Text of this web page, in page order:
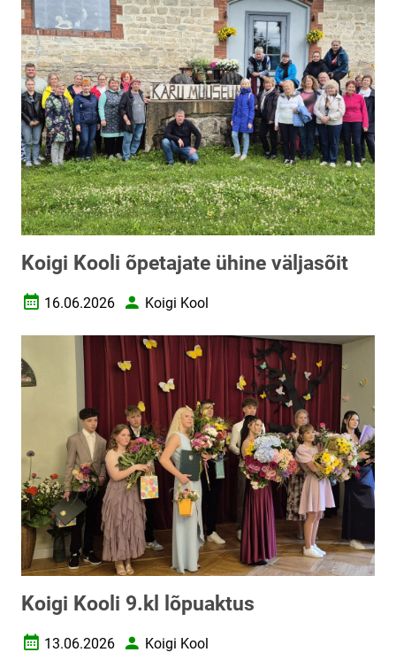
Koigi Kooli õpetajate ühine väljasõit
Loomise kuupäev
16.06.2026 AutorKoigi Kool
Koigi Kooli 9.kl lõpuaktus
Loomise kuupäev
13.06.2026 AutorKoigi Kool